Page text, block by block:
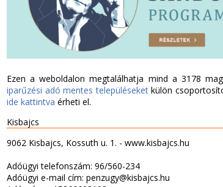
Ezen a weboldalon megtalálhatja mind a 3178
iparűzési adó mentes településeketkülön
ide kattintva érheti el.
Kisbajcs
9062 Kisbajcs, Kossuth u. 1. - www.kisbajcs.hu
Adóügyi telefonszám: 96/560-234
Adóügyi e-mail cím: penzugy@kisbajcs.hu